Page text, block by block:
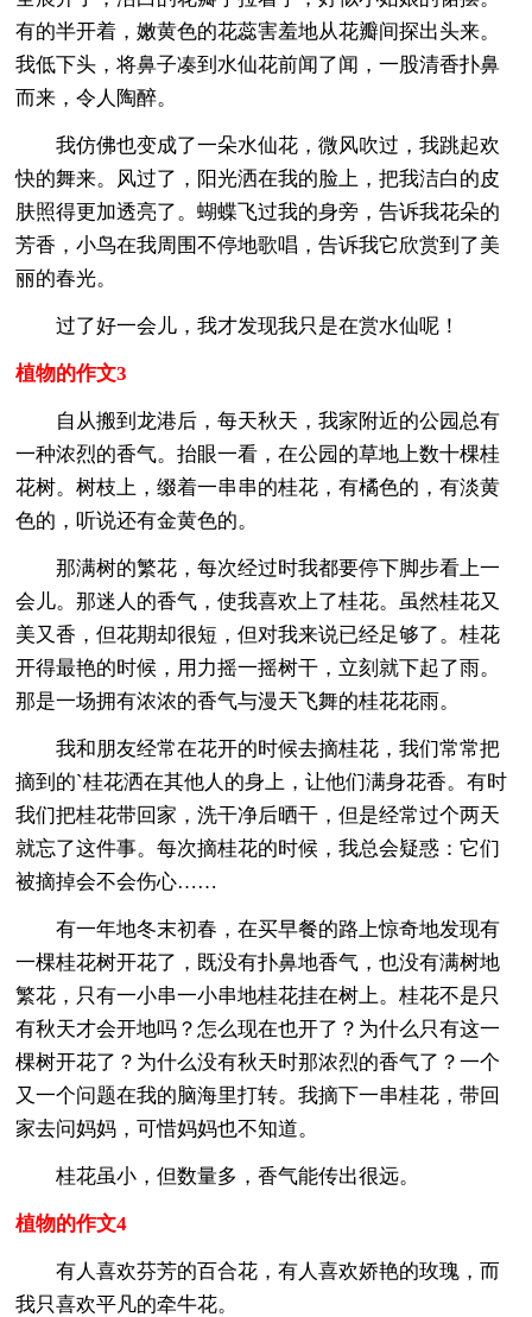
有的半开着，嫩黄色的花蕊害羞地从花瓣间探出头来。
我低下头，将鼻子凑到水仙花前闻了闻，一股清香扑鼻
而来，令人陶醉。
我仿佛也变成了一朵水仙花，微风吹过，我跳起欢
快的舞来。风过了，阳光洒在我的脸上，把我洁白的皮
肤照得更加透亮了。蝴蝶飞过我的身旁，告诉我花朵的
芳香，小鸟在我周围不停地歌唱，告诉我它欣赏到了美
丽的春光。
过了好一会儿，我才发现我只是在赏水仙呢！
植物的作文3
自从搬到龙港后，每天秋天，我家附近的公园总有
一种浓烈的香气。抬眼一看，在公园的草地上数十棵桂
花树。树枝上，缀着一串串的桂花，有橘色的，有淡黄
色的，听说还有金黄色的。
那满树的繁花，每次经过时我都要停下脚步看上一
会儿。那迷人的香气，使我喜欢上了桂花。虽然桂花又
美又香，但花期却很短，但对我来说已经足够了。桂花
开得最艳的时候，用力摇一摇树干，立刻就下起了雨。
那是一场拥有浓浓的香气与漫天飞舞的桂花花雨。
我和朋友经常在花开的时候去摘桂花，我们常常把
摘到的`桂花洒在其他人的身上，让他们满身花香。有时
我们把桂花带回家，洗干净后晒干，但是经常过个两天
就忘了这件事。每次摘桂花的时候，我总会疑惑：它们
被摘掉会不会伤心……
有一年地冬末初春，在买早餐的路上惊奇地发现有
一棵桂花树开花了，既没有扑鼻地香气，也没有满树地
繁花，只有一小串一小串地桂花挂在树上。桂花不是只
有秋天才会开地吗？怎么现在也开了？为什么只有这一
棵树开花了？为什么没有秋天时那浓烈的香气了？一个
又一个问题在我的脑海里打转。我摘下一串桂花，带回
家去问妈妈，可惜妈妈也不知道。
桂花虽小，但数量多，香气能传出很远。
植物的作文4
有人喜欢芬芳的百合花，有人喜欢娇艳的玫瑰，而
我只喜欢平凡的牵牛花。